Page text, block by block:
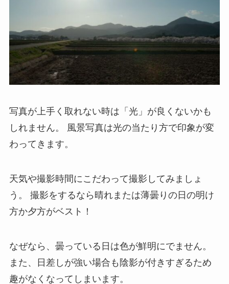
写真が上手く取れない時は「光」が良くないかも
しれません。
風景写真は光の当たり方で印象が変
わってきます。
天気や撮影時間にこだわって撮影してみましょ
う。
撮影をするなら晴れまたは薄曇りの日の明け
方か夕方がベスト！
なぜなら、曇っている日は色が鮮明にでません。
また、日差しが強い場合も陰影が付きすぎるため
趣がなくなってしまいます。